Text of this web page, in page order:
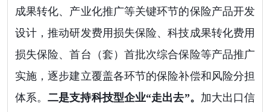
成果转化、产业化推广等关键环节的保险产品开发
设计，推动研发费用损失保险、科技成果转化费用
损失保险、首台（套）首批次综合保险等产品推广
实施，逐步建立覆盖各环节的保险补偿和风险分担
体系。二是支持科技型企业“走出去”。 加大出口信